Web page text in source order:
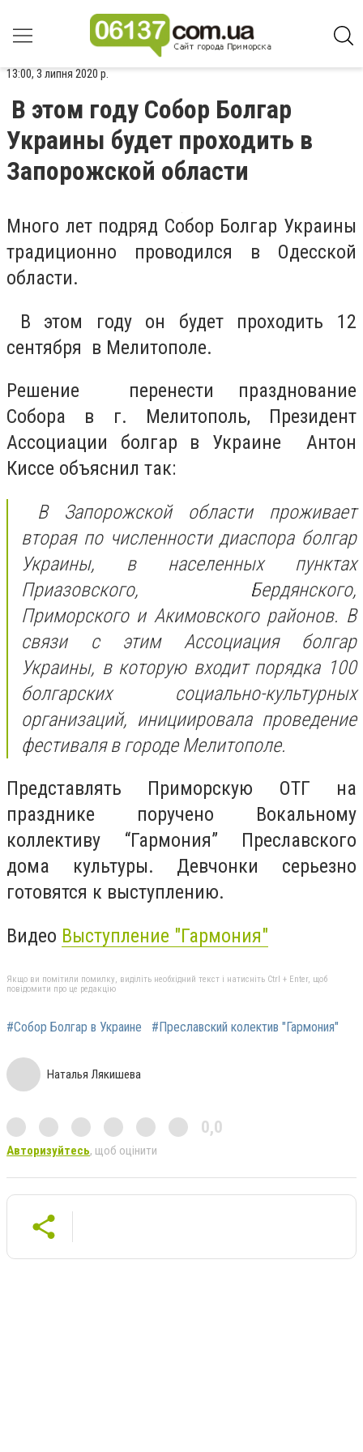
13:00, 3 липня 2020 р.
В этом году Собор Болгар
Украины будет проходить в
Запорожской области
Много лет подряд Собор Болгар Украины
традиционно проводился в Одесской
области.
В этом году он будет проходить 12
сентября в Мелитополе.
Решение перенести празднование
Собора в г. Мелитополь, Президент
Ассоциации болгар в Украине Антон
Киссе объяснил так:
В Запорожской области проживает
вторая по численности диаспора болгар
Украины, в населенных пунктах
Приазовского, Бердянского,
Приморского и Акимовского районов. В
связи с этим Ассоциация болгар
Украины, в которую входит порядка 100
болгарских социально-культурных
организаций, инициировала проведение
фестиваля в городе Мелитополе.
Представлять Приморскую ОТГ на
празднике поручено Вокальному
коллективу “Гармония” Преславского
дома культуры. Девчонки серьезно
готовятся к выступлению.
Видео Выступление "Гармония"
Якщо ви помітили помилку, виділіть необхідний текст і натисніть Ctrl + Enter, щоб
повідомити про це редакцію
#Собор Болгар в Украине #Преславский колектив "Гармония"
Наталья Лякишева
0,0
Авторизуйтесь, щоб оцінити